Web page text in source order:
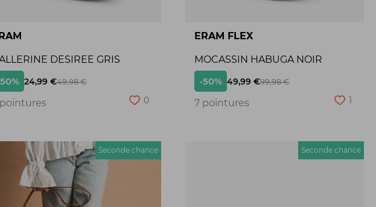
DESIREE GRIS
24,99 €49,98 €
0
ERAM FLEX
MOCASSIN HABUGA NOIR
-50% 49,99 €99,98 €
7 pointures 1
Seconde chance Seconde chance